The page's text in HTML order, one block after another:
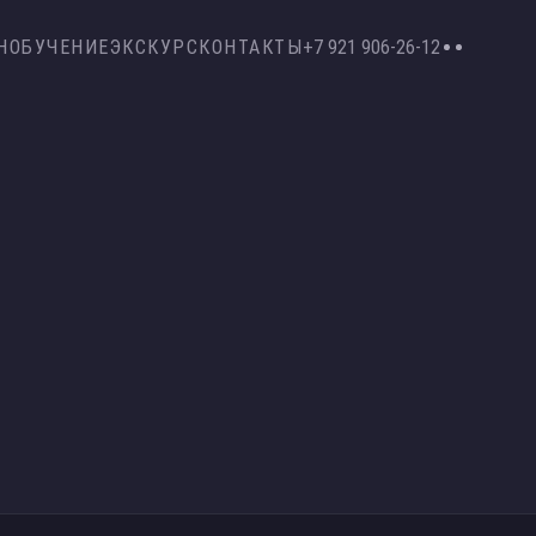
ОБУЧЕНИЕЭКСКУРСКОНТАКТЫ+7 921 906-26-12